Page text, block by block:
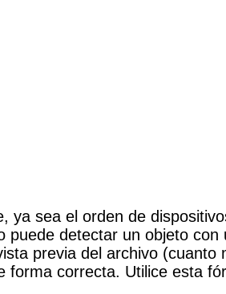
ya sea el orden de
puede detectar un objeto
previa del archivo (cuanto
correcta. Utilice esta